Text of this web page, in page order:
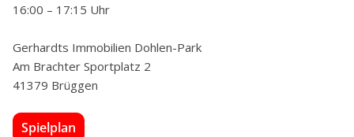
16:00 – 17:15 Uhr
Gerhardts Immobilien Dohlen-Park
Am Brachter Sportplatz 2
41379 Brüggen
Spielplan